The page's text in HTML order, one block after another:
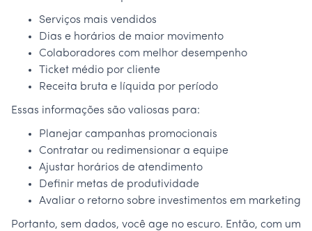
Serviços mais vendidos
Dias e horários de maior movimento
Colaboradores com melhor desempenho
Ticket médio por cliente
Receita bruta e líquida por período
Essas informações são valiosas para:
Planejar campanhas promocionais
Contratar ou redimensionar a equipe
Ajustar horários de atendimento
Definir metas de produtividade
Avaliar o retorno sobre investimentos em marketing
Portanto, sem dados, você age no escuro. Então, com um